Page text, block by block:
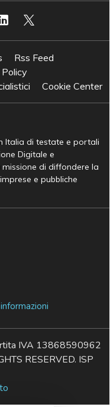
Rss Feed
Cookie Center
Italia di testate e portali
Digitale e
missione di diffondere la
e pubbliche
IVA 13868590962
RESERVED. ISP